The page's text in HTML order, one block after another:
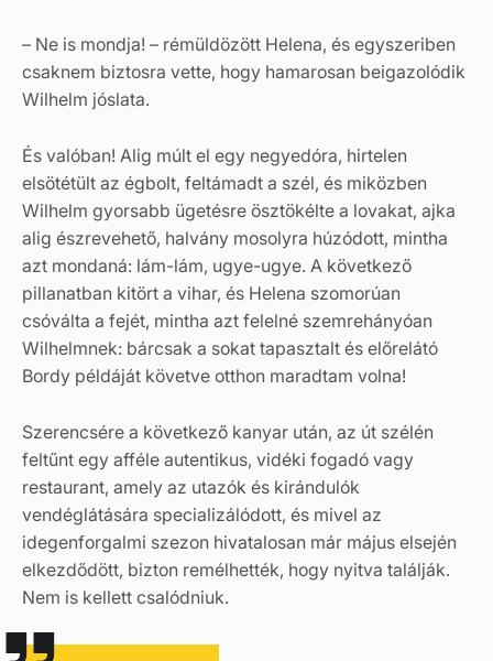
– Ne is mondja! – rémüldözött Helena, és egyszeriben
csaknem biztosra vette, hogy hamarosan beigazolódik
Wilhelm jóslata.
És valóban! Alig múlt el egy negyedóra, hirtelen
elsötétült az égbolt, feltámadt a szél, és miközben
Wilhelm gyorsabb ügetésre ösztökélte a lovakat, ajka
alig észrevehető, halvány mosolyra húzódott, mintha
azt mondaná: lám-lám, ugye-ugye. A következő
pillanatban kitört a vihar, és Helena szomorúan
csóválta a fejét, mintha azt felelné szemrehányóan
Wilhelmnek: bárcsak a sokat tapasztalt és előrelátó
Bordy példáját követve otthon maradtam volna!
Szerencsére a következő kanyar után, az út szélén
feltűnt egy afféle autentikus, vidéki fogadó vagy
restaurant, amely az utazók és kirándulók
vendéglátására specializálódott, és mivel az
idegenforgalmi szezon hivatalosan már május elsején
elkezdődött, bizton remélhették, hogy nyitva találják.
Nem is kellett csalódniuk.